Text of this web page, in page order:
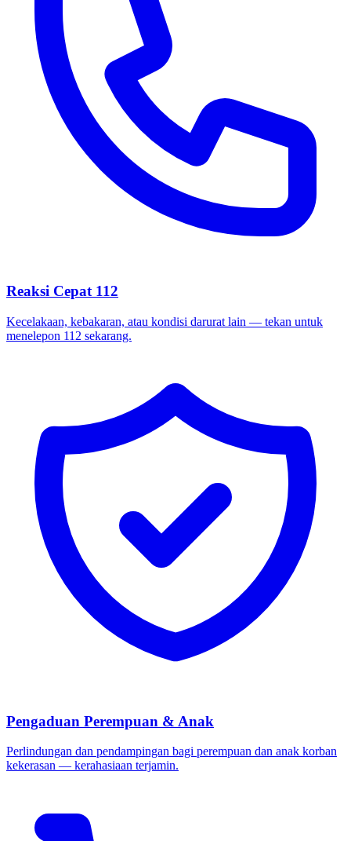
Reaksi Cepat 112
Kecelakaan, kebakaran, atau kondisi darurat lain — tekan untuk
menelepon 112 sekarang.
Pengaduan Perempuan & Anak
Perlindungan dan pendampingan bagi perempuan dan anak korban
kekerasan — kerahasiaan terjamin.